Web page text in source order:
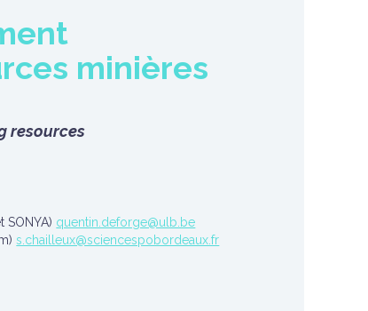
minières
resources
SONYA) quentin.deforge@ulb.be
s.chailleux@sciencespobordeaux.fr